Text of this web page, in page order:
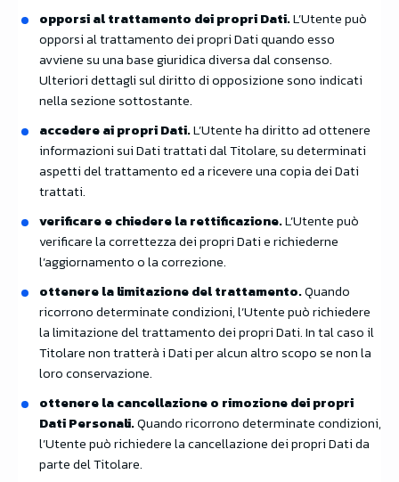
opporsi al trattamento dei propri Dati.L’Utente può
opporsi al trattamento dei propri Dati quando esso
avviene su una base giuridica diversa dal consenso.
Ulteriori dettagli sul diritto di opposizione sono indicati
nella sezione sottostante.
accedere ai propri Dati.L’Utente ha diritto ad ottenere
informazioni sui Dati trattati dal Titolare, su determinati
aspetti del trattamento ed a ricevere una copia dei Dati
trattati.
verificare e chiedere la rettificazione.L’Utente può
verificare la correttezza dei propri Dati e richiederne
l’aggiornamento o la correzione.
ottenere la limitazione del trattamento.Quando
ricorrono determinate condizioni, l’Utente può richiedere
la limitazione del trattamento dei propri Dati. In tal caso il
Titolare non tratterà i Dati per alcun altro scopo se non la
loro conservazione.
ottenere la cancellazione o rimozione dei propri
Dati Personali.Quando ricorrono determinate condizioni,
l’Utente può richiedere la cancellazione dei propri Dati da
parte del Titolare.